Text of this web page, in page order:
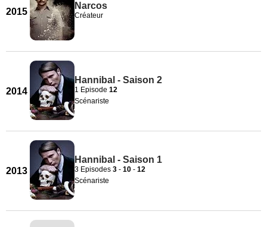
2015
Narcos
Créateur
2014
Hannibal - Saison 2
1 Episode 12
Scénariste
2013
Hannibal - Saison 1
3 Episodes 3 - 10 - 12
Scénariste